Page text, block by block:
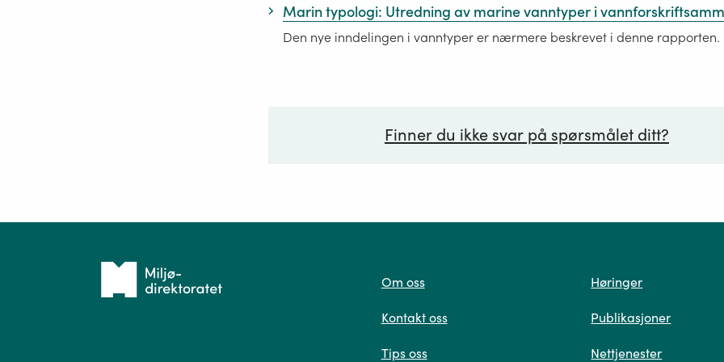
Marin typologi: Utredning av marine vanntyper i
Den nye inndelingen i vanntyper er nærmere beskrevet i denne rapporten.
Finner du ikke svar på spørsmålet ditt?
Spør oss
Tilbake
Om oss
Kontakt oss
Tips oss
Høringer
Publikasjoner
Nettjenester